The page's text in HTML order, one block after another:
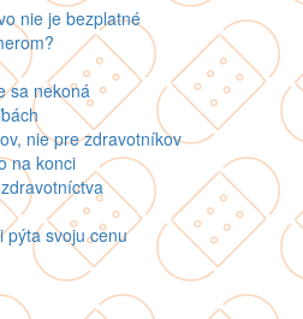
nie je bezplatné
sa nekoná
nie pre zdravotníkov
na konci
pýta svoju cenu